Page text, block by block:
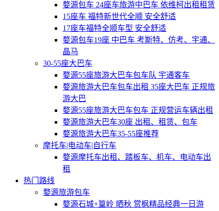
婺源包车 24座车旅游中巴车 依维柯出租租赁
15座车 福特新世代全顺 安全舒适
17座车福特全顺车型 安全舒适
婺源包车19座 中巴车 考斯特、仿考、宇通、
晶马
30-55座大巴车
婺源55座旅游大巴车包车队 宇通客车
婺源旅游大巴车包车出租 35座大巴车 正规旅
游大巴
婺源55座旅游大巴车包车 正规营运车辆出租
婺源旅游大巴车30座 出租、租赁、包车
婺源旅游大巴车35-55座推荐
摩托车|电动车|自行车
婺源摩托车出租、踏板车、机车、电动车出
租
热门路线
婺源旅游包车
婺源石城+篁岭 晒秋 赏枫精品经典一日游